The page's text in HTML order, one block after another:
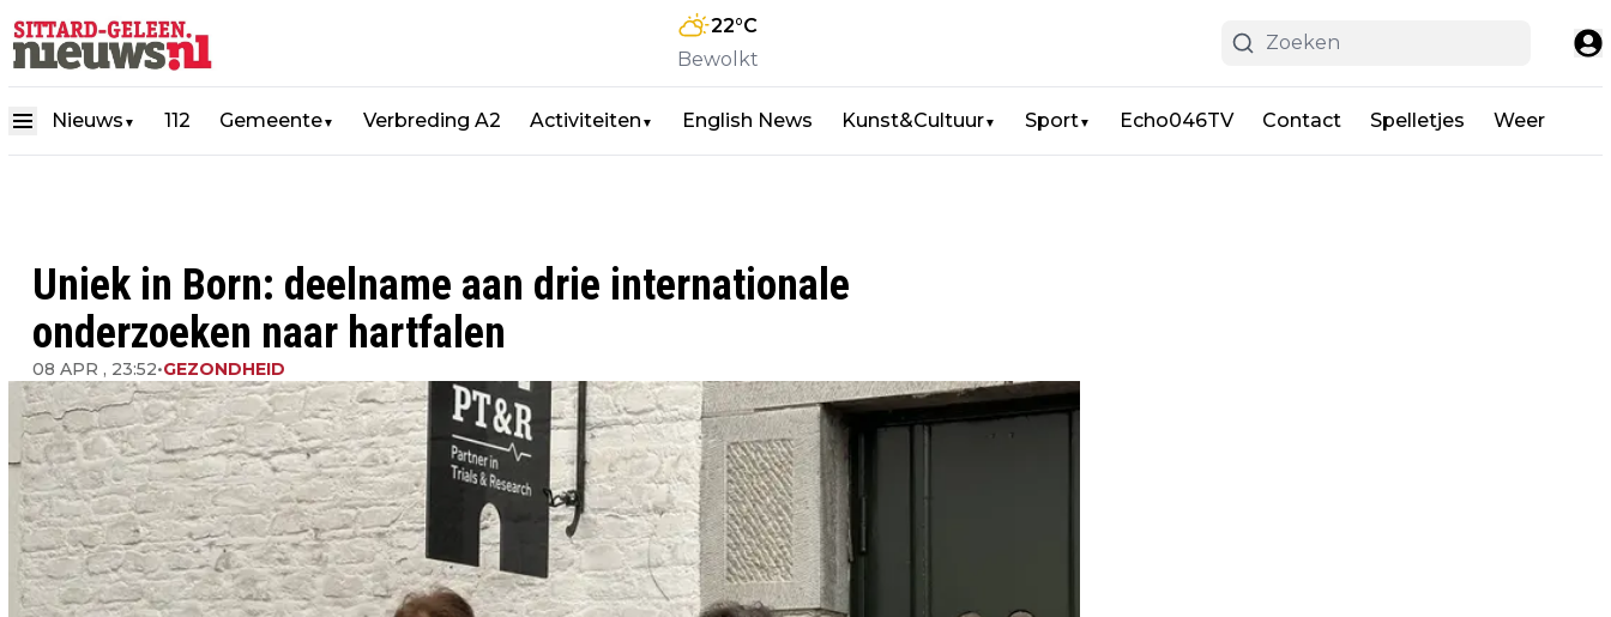
22°C
Bewolkt
Nieuws ▼ 112 Gemeente▼ Verbreding A2 Activiteiten ▼ English News Kunst&Cultuur▼ Sport▼ Echo046TV Contact Spelletjes Weer
Uniek in Born: deelname aan drie internationale
onderzoeken naar hartfalen
08 APR , 23:52•GEZONDHEID